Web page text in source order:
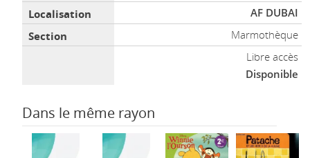
AF DUBAI
Marmothèque
Libre accès
Disponible
Dans le même rayon